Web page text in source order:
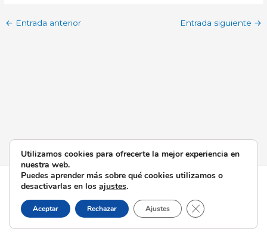
← Entrada anterior Entrada siguiente →
Todos los derechos © 2026 Esperanza de Triana | Funciona
gracias aTema Astra para WordPress
Utilizamos cookies para ofrecerte la mejor experiencia en
nuestra web.
Puedes aprender más sobre qué cookies utilizamos o
desactivarlas en los ajustes.
Aceptar Rechazar Ajustes Cerrar el banner